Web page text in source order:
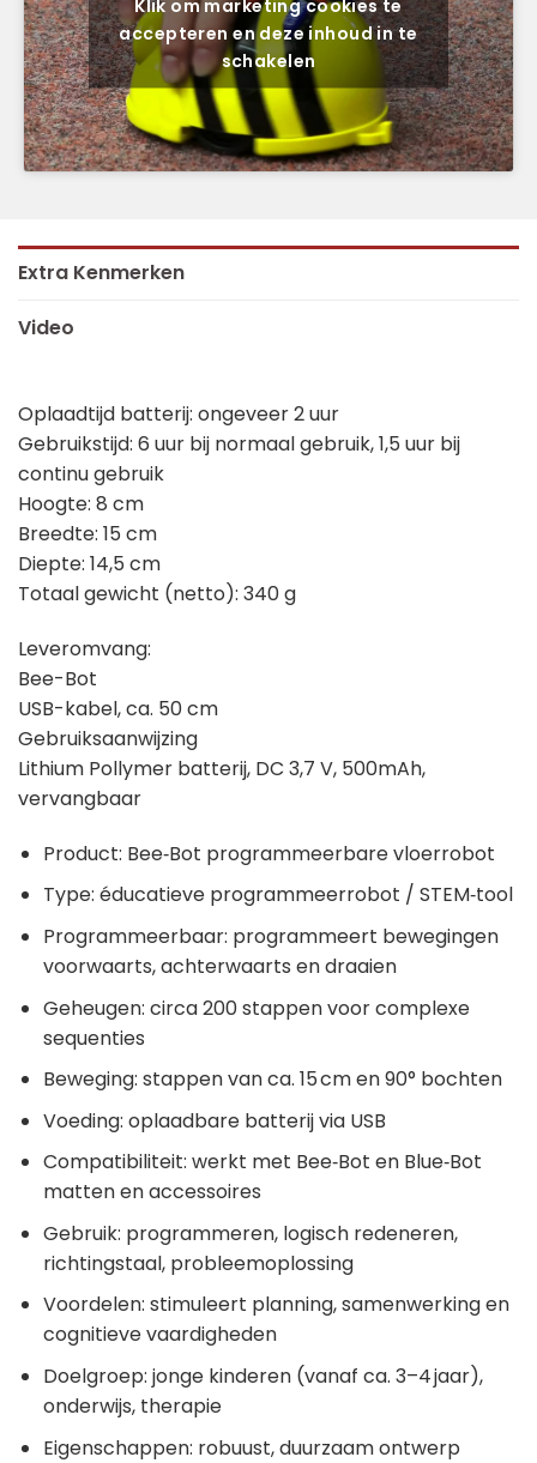
Klik om marketing cookies te
accepteren en deze inhoud in te
schakelen
Extra Kenmerken
Video
Oplaadtijd batterij: ongeveer 2 uur
Gebruikstijd: 6 uur bij normaal gebruik, 1,5 uur bij
continu gebruik
Hoogte: 8 cm
Breedte: 15 cm
Diepte: 14,5 cm
Totaal gewicht (netto): 340 g
Leveromvang:
Bee-Bot
USB-kabel, ca. 50 cm
Gebruiksaanwijzing
Lithium Pollymer batterij, DC 3,7 V, 500mAh,
vervangbaar
Product: Bee‑Bot programmeerbare vloerrobot
Type: éducatieve programmeerrobot / STEM‑tool
Programmeerbaar: programmeert bewegingen
voorwaarts, achterwaarts en draaien
Geheugen: circa 200 stappen voor complexe
sequenties
Beweging: stappen van ca. 15 cm en 90° bochten
Voeding: oplaadbare batterij via USB
Compatibiliteit: werkt met Bee‑Bot en Blue‑Bot
matten en accessoires
Gebruik: programmeren, logisch redeneren,
richtingstaal, probleemoplossing
Voordelen: stimuleert planning, samenwerking en
cognitieve vaardigheden
Doelgroep: jonge kinderen (vanaf ca. 3–4 jaar),
onderwijs, therapie
Eigenschappen: robuust, duurzaam ontwerp